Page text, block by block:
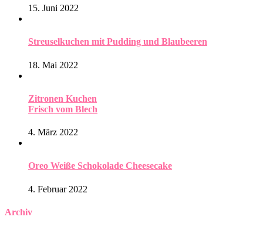
15. Juni 2022
Streuselkuchen mit Pudding und Blaubeeren
18. Mai 2022
Zitronen Kuchen
Frisch vom Blech
4. März 2022
Oreo Weiße Schokolade Cheesecake
4. Februar 2022
Archiv